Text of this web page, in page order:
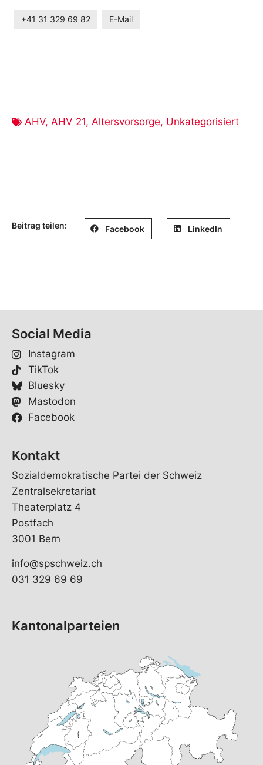
+41 31 329 69 82 E-Mail
AHV, AHV 21, Altersvorsorge, Unkategorisiert
Beitrag teilen: Facebook LinkedIn
Social Media
Instagram
TikTok
Bluesky
Mastodon
Facebook
Kontakt
Sozialdemokratische Partei der Schweiz
Zentralsekretariat
Theaterplatz 4
Postfach
3001 Bern
info@spschweiz.ch
031 329 69 69
Kantonalparteien